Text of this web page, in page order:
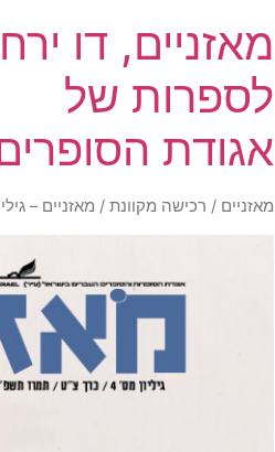
מאזניים, דו
לספרות של
אגודת
מאזניים / רכישה מקוונת / מאזניים – גיליון יולי